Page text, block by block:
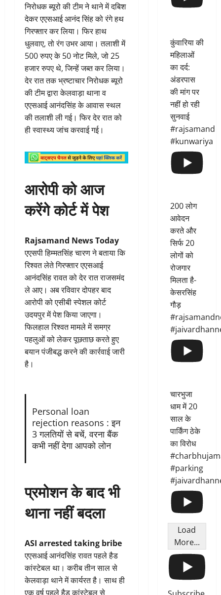
निरोधक ब्यूरो की टीम ने थाने में दबिश
देकर एएसआई आनंद सिंह को रंगे हथ
गिरफ्तार कर लिया। फिर हाथ
धुलवाए, तो रंग उभर आया। तलाशी में
500 रुपए के 50 नोट मिले, जो 25
हजार रुपए थे, जिन्हें जब्त कर लिया।
देर रात तक भ्रष्टाचार निरोधक ब्यूरो
की टीम द्वारा केलवाड़ा थाना व
एएसआई आनंदसिंह के आवास स्थल
की तलाशी ली गई। फिर देर रात को
ही स्वास्थ्य जांच करवाई गई।
आरोपी को आज
करेंगे कोर्ट में पेश
Rajsamand News Today
एएसपी हिम्मतसिंह चारण ने बताया कि
रिश्वत लेते गिरफ्तार एएसआई
आनंदसिंह रावत को देर रात राजसमंद
ले आए। अब रविवार दोपहर बाद
आरोपी को एसीबी स्पेशल कोर्ट
उदयपुर में पेश किया जाएगा।
फिलहाल रिश्वत मामले में समग्र
पहलुओं को लेकर पूछताछ करते हुए
बयान पंजीबद्ध करने की कार्रवाई जारी
है।
Personal loan
rejection reasons : इन
3 गलतियों से बचें, वरना बैंक
कभी नहीं देगा आपको लोन
प्रमोशन के बाद भी
थाना नहीं बदला
ASI arrested taking bribe
एएसआई आनंदसिंह रावत पहले हैड
कांस्टेबल था। करीब तीन साल से
केलवाड़ा थाने में कार्यरत है। साथ ही
एक वर्ष पहले हैड कांस्टेबल से
कुंवारिया की
महिलाओं
का दर्द:
अंडरपास
की मांग पर
नहीं हो रही
सुनवाई
#rajsamand
#kunwariya
200 लोग
आवेदन
करते और
सिर्फ 20
लोगों को
रोजगार
मिलता है-
केसरसिंह
गौड़
चारभुजा
धाम में 20
साल के
पार्किंग ठेके
का विरोध
#parking
Load
More...